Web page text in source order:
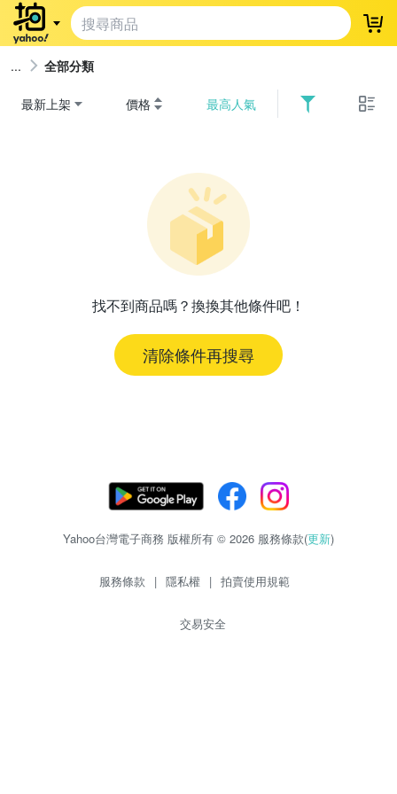
登
全部分類
最新上架 價格 最高人氣
找不到商品嗎？換換其他條件吧！
清除條件再搜尋
Yahoo台灣電子商務 版權所有 © 2026 服務條款(更新)
服務條款 | 隱私權 | 拍賣使用規範
交易安全